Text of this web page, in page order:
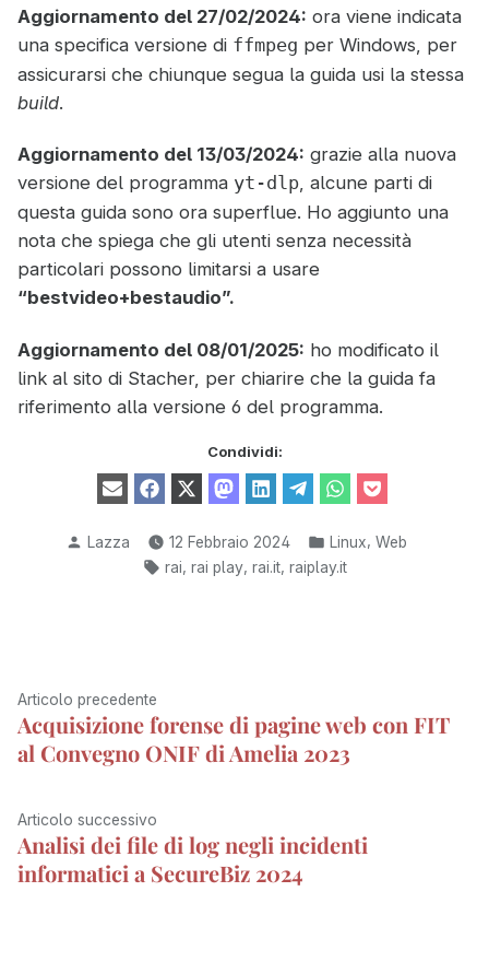
Aggiornamento del 27/02/2024: ora viene indicata
una specifica versione di ffmpeg per Windows, per
assicurarsi che chiunque segua la guida usi la stessa
build.
Aggiornamento del 13/03/2024: grazie alla nuova
versione del programma yt-dlp, alcune parti di
questa guida sono ora superflue. Ho aggiunto una
nota che spiega che gli utenti senza necessità
particolari possono limitarsi a usare
“bestvideo+bestaudio”.
Aggiornamento del 08/01/2025: ho modificato il
link al sito di Stacher, per chiarire che la guida fa
riferimento alla versione 6 del programma.
Condividi:
Share
on
E
m
i
l
Share
on
F
a
e
b
o
Share
on
X
(
w
i
t
Share
on
M
a
t
o
d
o
Share
on
L
i
k
e
d
Share
on
e
e
g
r
a
Share
on
W
h
t
s
A
Share
on
P
o
k
e
Pubblicato
Lazza 12 Febbraio 2024
Pubblicato
in:
Linux, Web
Tag:
rai rai play, rai.it, raiplay.it
Navigazione
articoli
Articolo precedente
precedente:
Acquisizione forense di pagine web con FIT
al Convegno ONIF di Amelia 2023
Articolo successivo
successivo:
Analisi dei file di log negli incidenti
informatici a SecureBiz 2024